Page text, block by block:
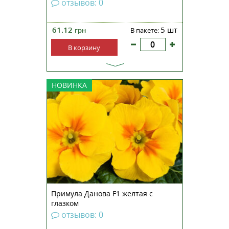
отзывов: 0
61.12 грн В пакете: 5 шт
В корзину
НОВИНКА
Примула бесстебельная Данова
F1 желтая с глазком —
неприхотливое растение,
обладающее непревзойденными
декоративными качествами.
Является лидером рынка средне-
ранних продаж и эталонной
серией для «Danovation». Эт...
Примула Данова F1 желтая с
глазком
отзывов: 0